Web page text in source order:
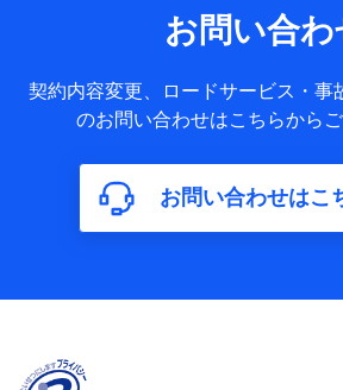
当社または株式会社NTTドコモ・フィ
提供する保険関連サービスに関して取
ー登録受付時に提供いただいた情報（氏
日、性別、保険契約者と被保険者の関
保険商品の内容、保険料、保険料のお
ペットの種類や年齢など）及びお客様
に提示した比較見積の試算結果情報、
した際のメール内容や送信履歴の情報
を提供した際のメール内容や送信履歴
当社または株式会社NTTドコモ・フィ
契約者と被保険者の関係、保険加入の目
お問い合わ
契約内容変更、ロードサービス・事
のお問い合わせはこちらからご
お問い合わせはこ